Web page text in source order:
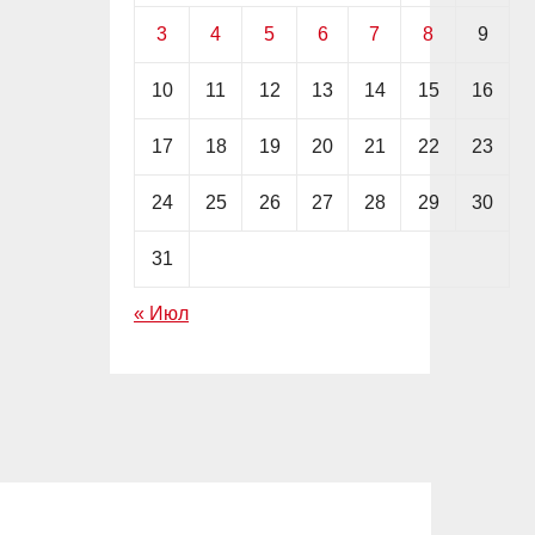
3 4 5 6 7 8 9
10 11 12 13 14 15 16
17 18 19 20 21 22 23
24 25 26 27 28 29 30
31
« Июл